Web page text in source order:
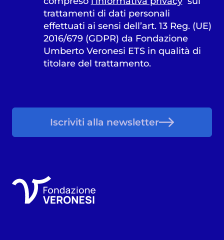
trattamenti di dati personali
effettuati ai sensi dell’art. 13 Reg. (UE)
2016/679 (GDPR) da Fondazione
Umberto Veronesi ETS in qualità di
titolare del trattamento.
Iscriviti alla newsletter